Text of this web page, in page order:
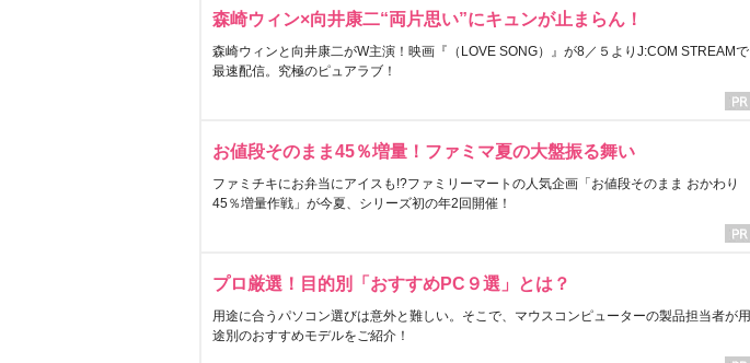
森崎ウィン×向井康二“両片思い”にキュンが止まらん！
森崎ウィンと向井康二がW主演！映画『（LOVE SONG）』が8／５よりJ:COM STREAMで
最速配信。究極のピュアラブ！
お値段そのまま45％増量！ファミマ夏の大盤振る舞い
ファミチキにお弁当にアイスも!?ファミリーマートの人気企画「お値段そのまま おかわり
45％増量作戦」が今夏、シリーズ初の年2回開催！
プロ厳選！目的別「おすすめPC９選」とは？
用途に合うパソコン選びは意外と難しい。そこで、マウスコンピューターの製品担当者が用
途別のおすすめモデルをご紹介！